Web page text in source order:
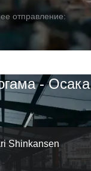
отправление:
- Осака
Shinkansen